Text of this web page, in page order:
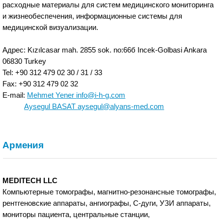
расходные материалы для систем медицинского мониторинга
и жизнеобеспечения, информационные системы для
медицинской визуализации.
Адрес: Kızılcasar mah. 2855 sok. no:66б Incek-Golbasi Ankara
06830 Turkey
Tel: +90 312 479 02 30 / 31 / 33
Fax: +90 312 479 02 32
E-mail: Mehmet Yener info@i-h-g.com
Aysegul BASATaysegul@alyans-med.com
Армения
MEDITECH LLC
Компьютерные томографы, магнитно-резонансные томографы,
рентгеновские аппараты, ангиографы, С-дуги, УЗИ аппараты,
мониторы пациента, центральные станции,